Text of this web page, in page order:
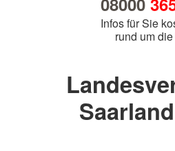
Infos für Sie
rund um